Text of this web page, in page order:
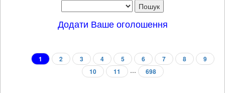
Додати Ваше оголошення
1 2 3 4 5 6 7 8
9
10
11 ... 698